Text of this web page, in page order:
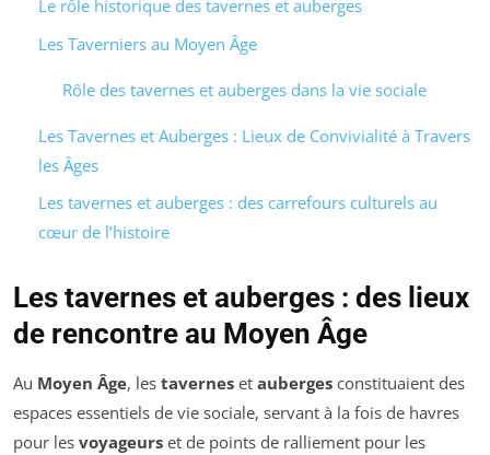
Le rôle historique des tavernes et auberges
Les Taverniers au Moyen Âge
Rôle des tavernes et auberges dans la vie sociale
Les Tavernes et Auberges : Lieux de Convivialité à Travers
les Âges
Les tavernes et auberges : des carrefours culturels au
cœur de l’histoire
Les tavernes et auberges : des lieux
de rencontre au Moyen Âge
Au Moyen Âge, les tavernes et auberges constituaient des
espaces essentiels de vie sociale, servant à la fois de havres
pour les voyageurs et de points de ralliement pour les